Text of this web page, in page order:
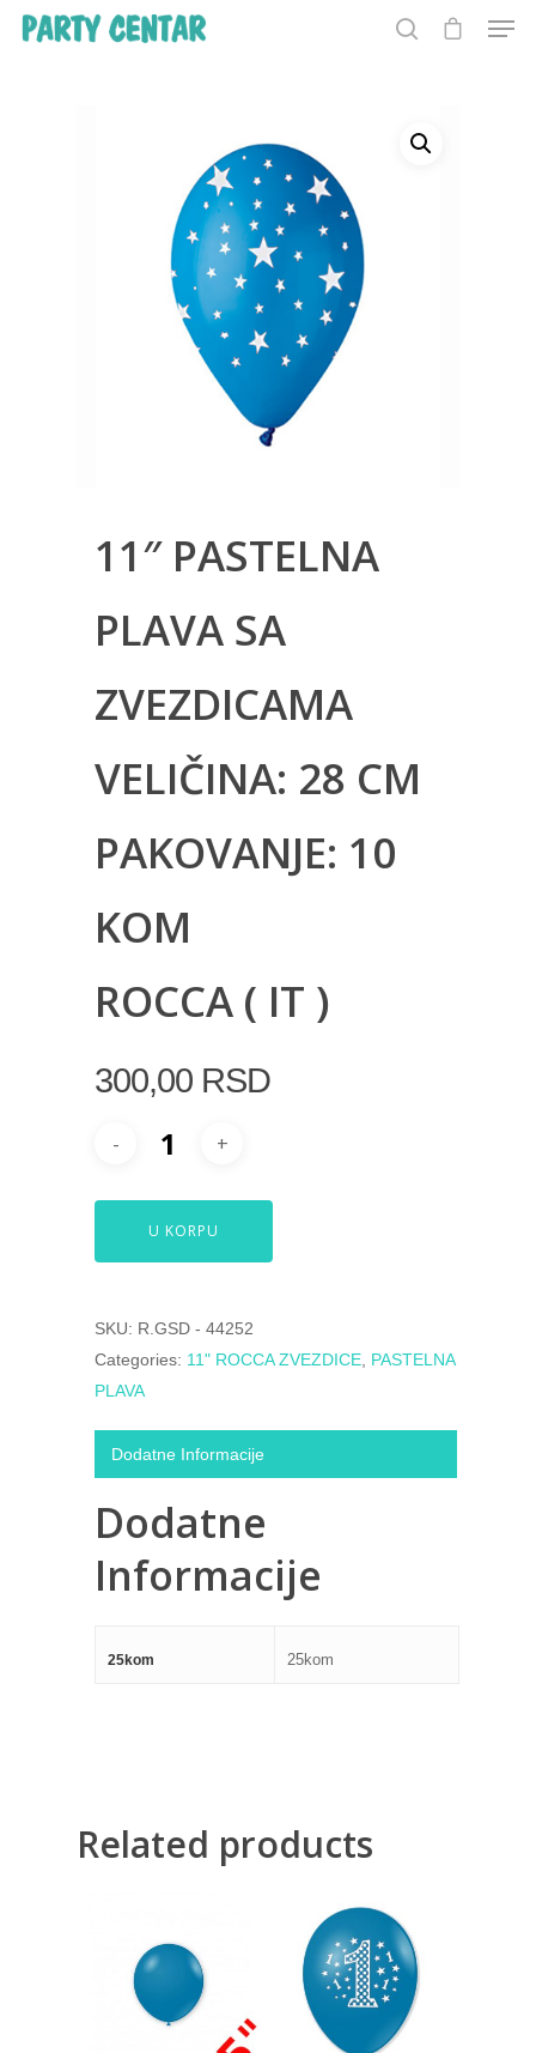
Hit enter to search or ESC to close
11″ PASTELNA
PLAVA SA
ZVEZDICAMA
VELIČINA: 28 CM
PAKOVANJE: 10
KOM
ROCCA ( IT )
300,00 RSD
U KORPU
SKU: R.GSD - 44252
Categories: 11" ROCCA ZVEZDICE PASTELNA
PLAVA
Dodatne Informacije
Dodatne
Informacije
25kom 25kom
Related products
175,00RSD
500,00
RSD 300,00RSD